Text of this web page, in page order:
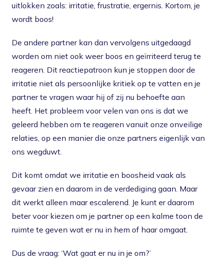
uitlokken zoals: irritatie, frustratie, ergernis. Kortom, je
wordt boos!
De andere partner kan dan vervolgens uitgedaagd
worden om niet ook weer boos en geïrriteerd terug te
reageren. Dit reactiepatroon kun je stoppen door de
irritatie niet als persoonlijke kritiek op te vatten en je
partner te vragen waar hij of zij nu behoefte aan
heeft. Het probleem voor velen van ons is dat we
geleerd hebben om te reageren vanuit onze onveilige
relaties, op een manier die onze partners eigenlijk van
ons wegduwt.
Dit komt omdat we irritatie en boosheid vaak als
gevaar zien en daarom in de verdediging gaan. Maar
dit werkt alleen maar escalerend. Je kunt er daarom
beter voor kiezen om je partner op een kalme toon de
ruimte te geven wat er nu in hem of haar omgaat.
Dus de vraag: ‘Wat gaat er nu in je om?’